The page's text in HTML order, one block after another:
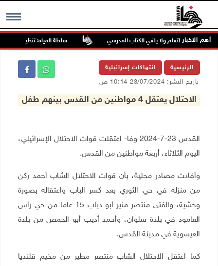
MENU أهم الاخبار
يطوّر التعلم ولا يلغي الكتاب المدرسي سلطة المياه: تنظيم مياه
الرئيسية انتهاكات إسرائيلية
تاريخ النشر: 23/07/2024 10:14 ص
الاحتلال يعتقل 4 مواطنين من القدس بينهم طفل
القدس 23-7-2024 وفا- اعتقلت قوات الاحتلال الإسرائيلي،
اليوم الثلاثاء، أربعة مواطنين من القدس.
وأفادت مصادر محلية، بأن قوات الاحتلال الشاب أحمد ركن
من منزله في حي الثوري بعد كسر الباب واعتقاله بصورة
وحشية، والفتى منتصر منير أبو دياب 15 عاما من حي رأس
العامود في بلدة سلوان، وأحمد أديب أبو الحمص من بلدة
العيسوية في مدينة القدس.
كما اعتقل الاحتلال الشاب منتصر مطير من مخيم قلنديا